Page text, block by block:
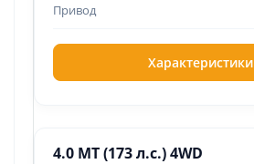
Характеристики
4.0 MT (173 л.с.) 4WD